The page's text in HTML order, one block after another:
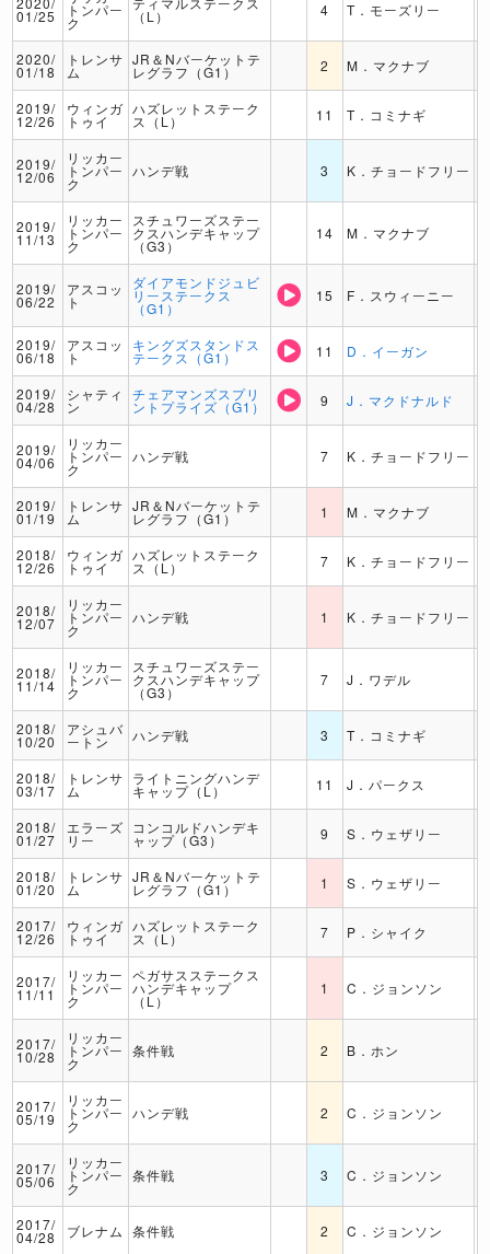
01/25 トンパー
ク （L） 4 T．モーズリー
2020/
01/18
トレンサ
ム
JR＆Nバーケットテ
レグラフ（G1） 2 M．マクナブ
2019/
12/26
ウィンガ
トゥイ
ハズレットステーク
ス（L） 11 T．コミナギ
2019/
12/06
リッカー
トンパー
ク
ハンデ戦 3 K．チョードフリー
2019/
11/13
リッカー
トンパー
ク
スチュワーズステー
クスハンデキャップ
（G3）
14 M．マクナブ
2019/
06/22
アスコッ
ト
ダイアモンドジュビ
リーステークス
（G1）
15 F．スウィーニー
2019/
06/18
アスコッ
ト
キングズスタンドス
テークス（G1） 11 D．イーガン
2019/
04/28
シャティ
ン
チェアマンズスプリ
ントプライズ（G1） 9 J．マクドナルド
2019/
04/06
リッカー
トンパー
ク
ハンデ戦 7 K．チョードフリー
2019/
01/19
トレンサ
ム
JR＆Nバーケットテ
レグラフ（G1） 1 M．マクナブ
2018/
12/26
ウィンガ
トゥイ
ハズレットステーク
ス（L） 7 K．チョードフリー
2018/
12/07
リッカー
トンパー
ク
ハンデ戦 1 K．チョードフリー
2018/
11/14
リッカー
トンパー
ク
スチュワーズステー
クスハンデキャップ
（G3）
7 J．ワデル
2018/
10/20
アシュバ
ートン ハンデ戦 3 T．コミナギ
2018/
03/17
トレンサ
ム
ライトニングハンデ
キャップ（L） 11 J．パークス
2018/
01/27
エラーズ
リー
コンコルドハンデキ
ャップ（G3） 9 S．ウェザリー
2018/
01/20
トレンサ
ム
JR＆Nバーケットテ
レグラフ（G1） 1 S．ウェザリー
2017/
12/26
ウィンガ
トゥイ
ハズレットステーク
ス（L） 7 P．シャイク
2017/
11/11
リッカー
トンパー
ク
ペガサスステークス
ハンデキャップ
（L）
1 C．ジョンソン
2017/
10/28
リッカー
トンパー
ク
条件戦 2 B．ホン
2017/
05/19
リッカー
トンパー
ク
ハンデ戦 2 C．ジョンソン
2017/
05/06
リッカー
トンパー
ク
条件戦 3 C．ジョンソン
2017/
04/28 ブレナム 条件戦 2 C．ジョンソン